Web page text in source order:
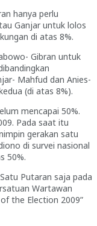
hanya perlu
Ganjar untuk lolos
di atas 8%.
Gibran untuk
Mahfud dan Anies-
(di atas 8%).
mencapai 50%.
Pada saat itu
gerakan satu
di survei nasional
50%.
Putaran saja pada
Wartawan
the Election 2009”